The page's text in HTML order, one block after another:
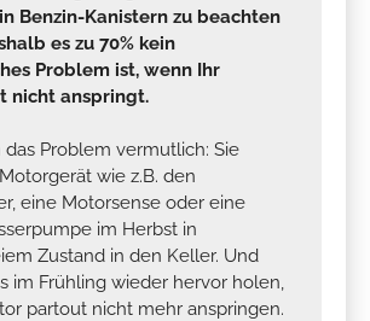
Benzin-Kanistern zu beachten
es zu 70% kein
Problem ist, wenn Ihr
nicht anspringt.
das Problem vermutlich: Sie
wie z.B. den
eine Motorsense oder eine
im Herbst in
Zustand in den Keller. Und
im Frühling wieder hervor holen,
partout nicht mehr anspringen.